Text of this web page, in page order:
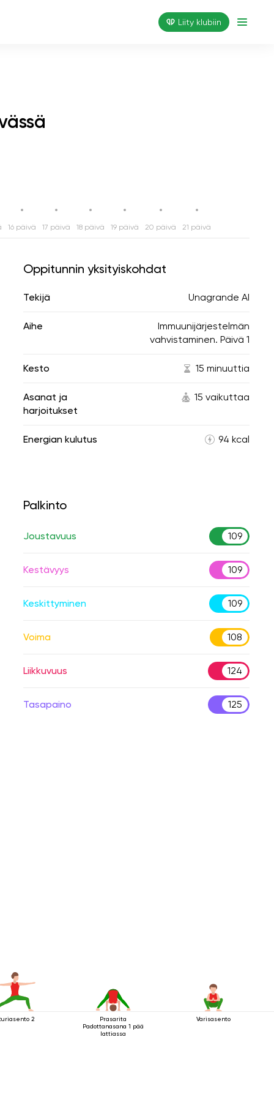
Liity klubiin
16 päivä 17 päivä 18 päivä 19 päivä 20 päivä 21 päivä
Oppitunnin yksityiskohdat
Tekijä Unagrande AI
Aihe
Immuunijärjestelmän
vahvistaminen. Päivä 1
Kesto 15 minuuttia
Asanat ja
harjoitukset
15 vaikuttaa
Energian kulutus 94 kcal
Palkinto
Joustavuus 109
Kestävyys 109
Keskittyminen 109
Voima 108
Liikkuvuus 124
Tasapaino 125
2
Prasarita
Padottanasana 1 pää
lattiassa
Varisasento